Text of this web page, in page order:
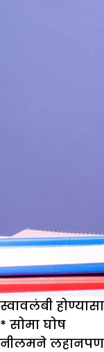
स्वावलंबी
* सोमा घोष
नीलमने